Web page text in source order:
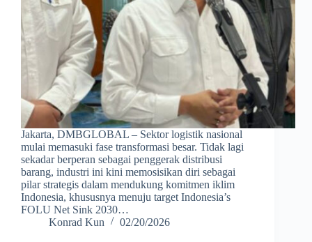
Jakarta, DMBGLOBAL – Sektor logistik nasional
mulai memasuki fase transformasi besar. Tidak lagi
sekadar berperan sebagai penggerak distribusi
barang, industri ini kini memosisikan diri sebagai
pilar strategis dalam mendukung komitmen iklim
Indonesia, khususnya menuju target Indonesia’s
FOLU Net Sink 2030…
Konrad Kun
02/20/2026